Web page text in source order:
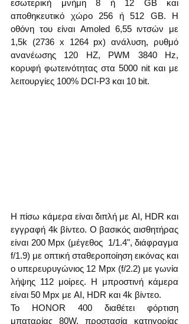
εσωτερική μνήμη 8 ή 12 GB και
αποθηκευτικό χώρο 256 ή 512 GB. Η
οθόνη του είναι Amoled 6,55 ιντσών με
1,5k (2736 x 1264 px) ανάλυση, ρυθμό
ανανέωσης 120 HZ, PWM 3840 Hz,
κορυφή φωτεινότητας στα 5000 nit και με
λειτουργίες 100% DCI-P3 και 10 bit.
Η πίσω κάμερα είναι διπλή με AI, HDR και
εγγραφή 4k βίντεο. Ο βασικός αισθητήρας
είναι 200 Mpx (μέγεθος  1/1.4", διάφραγμα
f/1.9) με οπτική σταθεροποίηση εικόνας και
ο υπερευρυγώνιος 12 Mpx (f/2.2) με γωνία
λήψης 112 μοίρες. Η μπροστινή κάμερα
είναι 50 Mpx με AI, HDR και 4k βίντεο.
Το HONOR 400 διαθέτει φόρτιση
μπαταρίας 80W, προστασία κατηγορίας